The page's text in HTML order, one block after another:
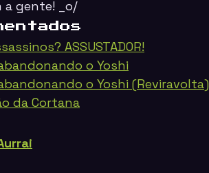
a gente! _o/
ASSUSTADOR!
o Yoshi
o Yoshi (Reviravolta)
da Cortana